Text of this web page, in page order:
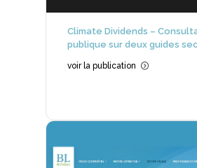
Climate Dividends –
publique sur deux guides
voir la publication =